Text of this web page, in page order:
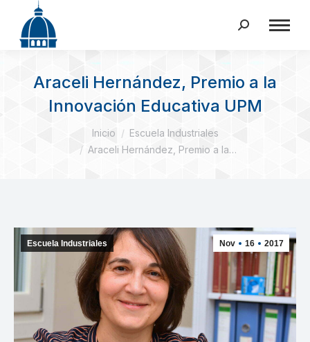
Buscar:
Araceli Hernández, Premio a la
Innovación Educativa UPM
Inicio
Escuela Industriales
Araceli Hernández, Premio a la…
Nov 16 2017
Escuela Industriales